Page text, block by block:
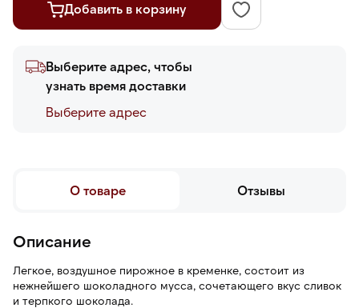
Добавить в корзину
Выберите адрес, чтобы
узнать время доставки
Выберите адреc
О товаре Отзывы
Описание
Легкое, воздушное пирожное в кременке, состоит из
нежнейшего шоколадного мусса, сочетающего вкус сливок
и терпкого шоколада.